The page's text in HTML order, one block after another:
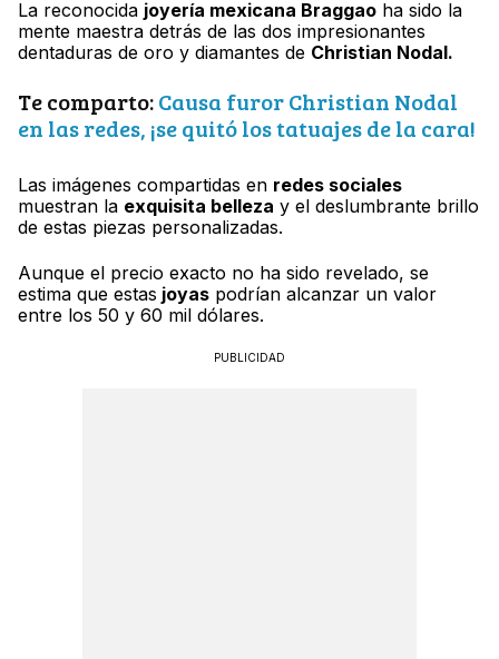
La reconocida joyería mexicana Braggao ha sido la
mente maestra detrás de las dos impresionantes
dentaduras de oro y diamantes de Christian Nodal.
Te comparto:Causa furor Christian Nodal
en las redes, ¡se quitó los tatuajes de la cara!
Las imágenes compartidas en redes sociales
muestran la exquisita belleza y el deslumbrante brillo
de estas piezas personalizadas.
Aunque el precio exacto no ha sido revelado, se
estima que estas joyas podrían alcanzar un valor
entre los 50 y 60 mil dólares.
PUBLICIDAD